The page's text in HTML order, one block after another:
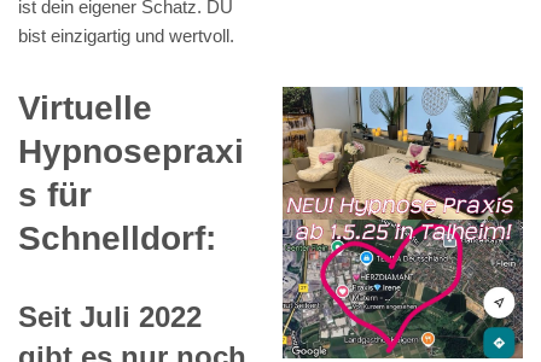
ist dein eigener Schatz. DU
bist einzigartig und wertvoll.
Virtuelle
Hypnosepraxi
s für
Schnelldorf:
Seit Juli 2022